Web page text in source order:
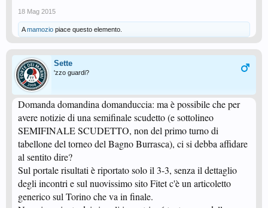
18 Mag 2015
Amamozio piace questo elemento.
Sette
'zzo guardi?
Domanda domandina domanduccia: ma è possibile che per
avere notizie di una semifinale scudetto (e sottolineo
SEMIFINALE SCUDETTO, non del primo turno di
tabellone del torneo del Bagno Burrasca), ci si debba affidare
al sentito dire?
Sul portale risultati è riportato solo il 3-3, senza il dettaglio
degli incontri e sul nuovissimo sito Fitet c'è un articoletto
generico sul Torino che va in finale.